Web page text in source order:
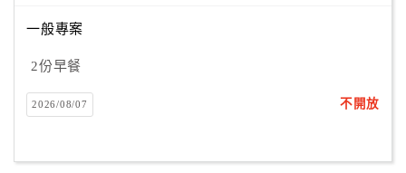
訂
房
Q&A
一般專案
2份早餐
2026/08/07 不開放